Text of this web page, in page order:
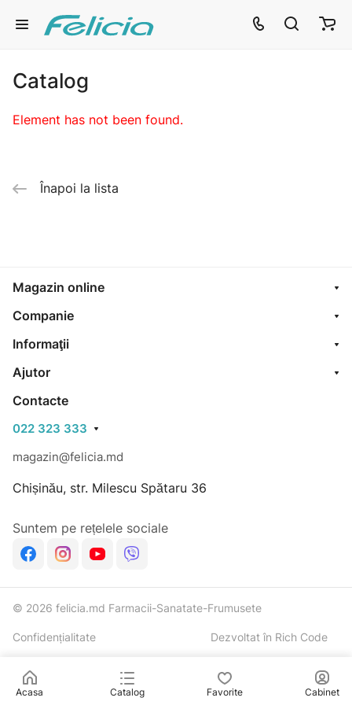
Catalog
Element has not been found.
Înapoi la lista
Magazin online
Companie
Informaţii
Ajutor
Contacte
022 323 333
magazin@felicia.md
Chișinău, str. Milescu Spătaru 36
Suntem pe rețelele sociale
© 2026 felicia.md Farmacii-Sanatate-Frumusete
Confidențialitate Dezvoltat în Rich Code
Acasa Catalog Favorite Cabinet